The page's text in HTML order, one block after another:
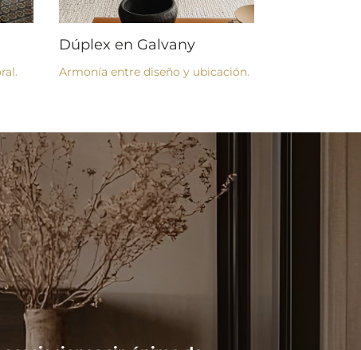
Dúplex en Galvany
Armonía entre diseño y ubicación.